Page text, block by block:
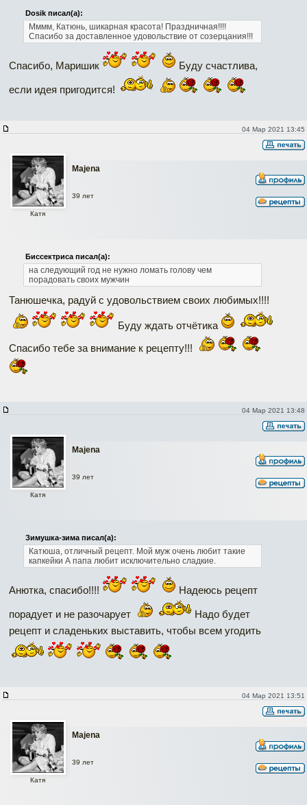
Dosik писал(а):
Мммм, Катюнь, шикарная красота! Праздничная!!!!
Спасибо за доставленное удовольствие от созерцания!!!
Спасибо, Маришик Буду счастлива,
если идея пригодится!
04 Мар 2021 13:45
Majena
Катя
39 лет
Биссектриса писал(а):
на следующий год не нужно ломать голову чем
порадовать своих мужчин
Танюшечка, радуй с удовольствием своих любимых!!!!
Буду ждать отчётика
Спасибо тебе за внимание к рецепту!!!
04 Мар 2021 13:48
Majena
Катя
39 лет
Зимушка-зима писал(а):
Катюша, отличный рецепт. Мой муж очень любит такие
капкейки А папа любит исключительно сладкие.
Анютка, спасибо!!!! Надеюсь рецепт
порадует и не разочарует
Надо будет
рецепт и сладеньких выставить, чтобы всем угодить
04 Мар 2021 13:51
Majena
Катя
39 лет